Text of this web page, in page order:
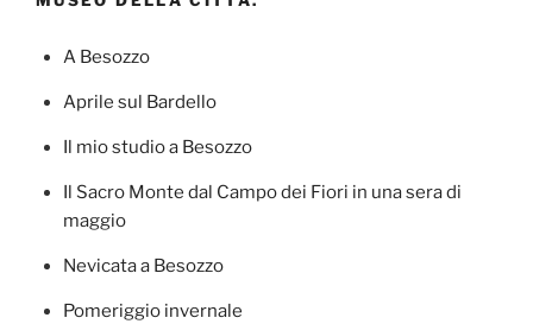
A Besozzo
Aprile sul Bardello
Il mio studio a Besozzo
Il Sacro Monte dal Campo dei Fiori in una sera di
maggio
Nevicata a Besozzo
Pomeriggio invernale